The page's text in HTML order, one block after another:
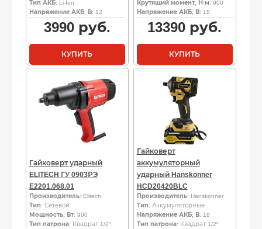
Тип АКБ: Li-Ion
Напряжение АКБ, В: 12
3990руб.
КУПИТЬ
Крутящий момент, Н·м: 900
Напряжение АКБ, В: 18
13390 руб.
КУПИТЬ
Гайковерт ударный
ELITECH ГУ 0903РЭ
E2201.068.01
Производитель: Elitech
Тип: Сетевой
Мощность, Вт: 900
Тип патрона: Квадрат 1/2″
Гайковерт
аккумуляторный
ударный Hanskonner
HCD20420BLC
Производитель: Hanskonner
Тип: Аккумуляторные
Напряжение АКБ, В: 18
Тип патрона: Квадрат 1/2″